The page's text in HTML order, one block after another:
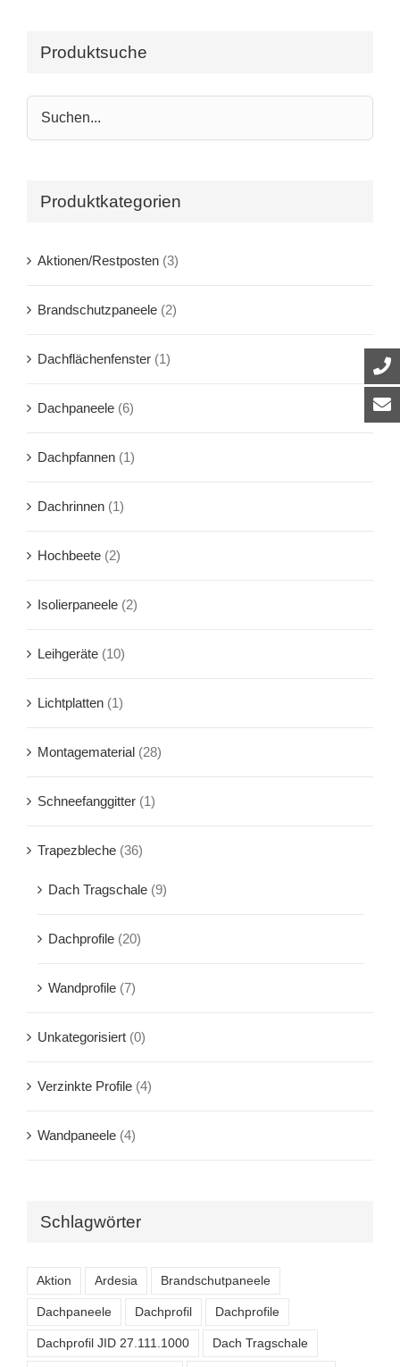
Produktsuche
Produktkategorien
Aktionen/Restposten (3)
Brandschutzpaneele (2)
Dachflächenfenster (1)
Dachpaneele (6)
Dachpfannen (1)
Dachrinnen (1)
Hochbeete (2)
Isolierpaneele (2)
Leihgeräte (10)
Lichtplatten (1)
Montagematerial (28)
Schneefanggitter (1)
Trapezbleche (36)
Dach Tragschale (9)
Dachprofile (20)
Wandprofile (7)
Unkategorisiert (0)
Verzinkte Profile (4)
Wandpaneele (4)
Schlagwörter
Aktion Ardesia Brandschutpaneele
Dachpaneele Dachprofil Dachprofile
Dachprofil JID 27.111.1000 Dach Tragschale